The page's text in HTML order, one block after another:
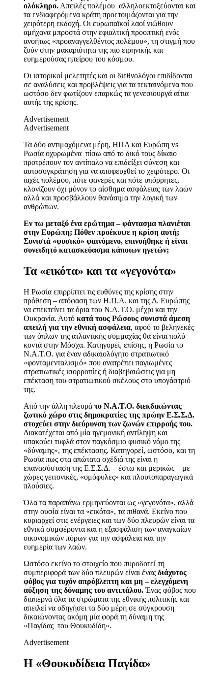
ολόκληρο. Απειλές πολέμου αλληλοεκτοξεύονται και
τα ενδιαφερόμενα κράτη προετοιμάζονται για την
χειρότερη εκδοχή. Οι ευρωπαϊκοί λαοί νιώθουν
αμήχανα μπροστά στην εφιαλτική προοπτική ενός
ανοήτως «προαναγγελθέντος πολέμου», τη στιγμή που
ζούν στην μακαριότητα της πιο ειρηνικής και
ευημερούσας ηπείρου του κόσμου.
Οι ιστορικοί μελετητές και οι διεθνολόγοι επιδίδονται
σε αναλύσεις και προβλέψεις για τα τεκταινόμενα που
ωστόσο δεν φωτίζουν επαρκώς τα γενεσιουργά αίτια
αυτής της κρίσης.
Advertisement
Advertisement
Τα δύο αντιμαχόμενα μέρη, ΗΠΑ και Ευρώπη vs
Ρωσία οχυρωμένα πίσω από το δικό τους δίκαιο
προτρέπουν τον αντίπαλο να επιδείξει σύνεση και
αυτοσυγκράτηση για να αποφευχθεί το χειρότερο. Οι
ιαχές πολέμου, πότε φανερές και πότε υπόρρητες,
κλονίζουν όχι μόνον το αίσθημα ασφάλειας των λαών
αλλά και προσβάλλουν θανάσιμα την λογική των
ανθρώπων.
Εν τω μεταξύ ένα ερώτημα – φάντασμα πλανιέται
στην Ευρώπη; Πόθεν προέκυψε η κρίση αυτή;
Συνιστά «φυσικό» φαινόμενο, επινοήθηκε ή είναι
συνειδητό κατασκεύασμα κάποιων ηγετών;
Τα «εικότα» και τα «γεγονότα»
Η Ρωσία επιρρίπτει τις ευθύνες της κρίσης στην
πρόθεση – απόφαση των Η.Π.Α. και της Δ. Ευρώπης
να επεκτείνει τα όρια του Ν.Α.Τ.Ο. μέχρι και την
Ουκρανία. Αυτό κατά τους Ρώσους συνιστά άμεση
απειλή για την εθνική ασφάλεια, αφού το βεληνεκές
των όπλων της ατλαντικής συμμαχίας θα είναι πολύ
κοντά στην Μόσχα. Κατηγορεί, επίσης, η Ρωσία το
Ν.Α.Τ.Ο. για έναν αδικαιολόγητο στρατιωτικό
«φονταμενταλισμό» που ανατρέπει παγιωμένες
στρατιωτικές ισορροπίες ή διαβεβαιώσεις για μη
επέκταση του στρατιωτικού σκέλους στο υπογάστριό
της.
Από την άλλη πλευρά το Ν.Α.Τ.Ο. διεκδικώντας
ζωτικό χώρο στις δημοκρατίες της πρώην Ε.Σ.Σ.Δ.
στοχεύει στην διεύρυνση των ζωνών επιρροής του.
Διακατέχεται από μία ηγεμονική αντίληψη και
υπακούει τυφλά στον παγκόσμιο φυσικό νόμο της
«δύναμης», της επέκτασης. Κατηγορεί, ωστόσο, και τη
Ρωσία πως στα απώτατα σχέδιά της είναι η
επανασύσταση της Ε.Σ.Σ.Δ. – έστω και μερικώς – με
χώρες γειτονικές, «ομόφυλες» και πλουτοπαραγωγικά
πλούσιες.
Όλα τα παραπάνω ερμηνεύονται ως «γεγονότα», αλλά
στην ουσία είναι τα «εικότα», τα πιθανά. Εκείνο που
κυριαρχεί στις ενέργειες και των δύο πλευρών είναι τα
εθνικά συμφέροντα και η εξασφάλιση των αναγκαίων
οικονομικών πόρων για την ασφάλεια και την
ευημερία των λαών.
Ωστόσο εκείνο το στοιχείο που πυροδοτεί τη
συμπεριφορά των δύο πλευρών είναι ένας διάχυτος
φόβος για τυχόν απρόβλεπτη και μη – ελεγχόμενη
αύξηση της δύναμης του αντιπάλου.Ένας φόβος που
διαπερνά όλα τα στρώματα της εθνικής πολιτικής και
απειλεί να οδηγήσει τα δύο μέρη σε σύγκρουση
δικαιώνοντας ακόμη μία φορά τη δύναμη της
«Παγίδας του Θουκυδίδη».
Advertisement
Η «Θουκυδίδεια Παγίδα»